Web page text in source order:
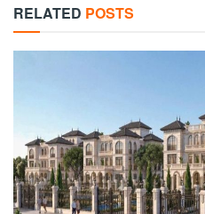
RELATED POSTS